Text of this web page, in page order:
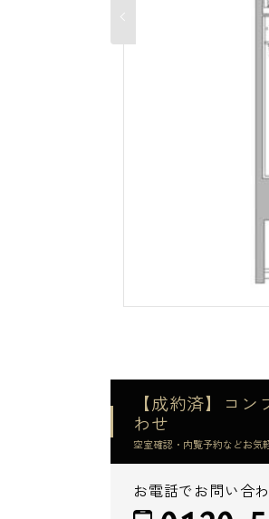
【成約済】コ
わせ
空室確認・内覧予約などお気
お電話でお問い合